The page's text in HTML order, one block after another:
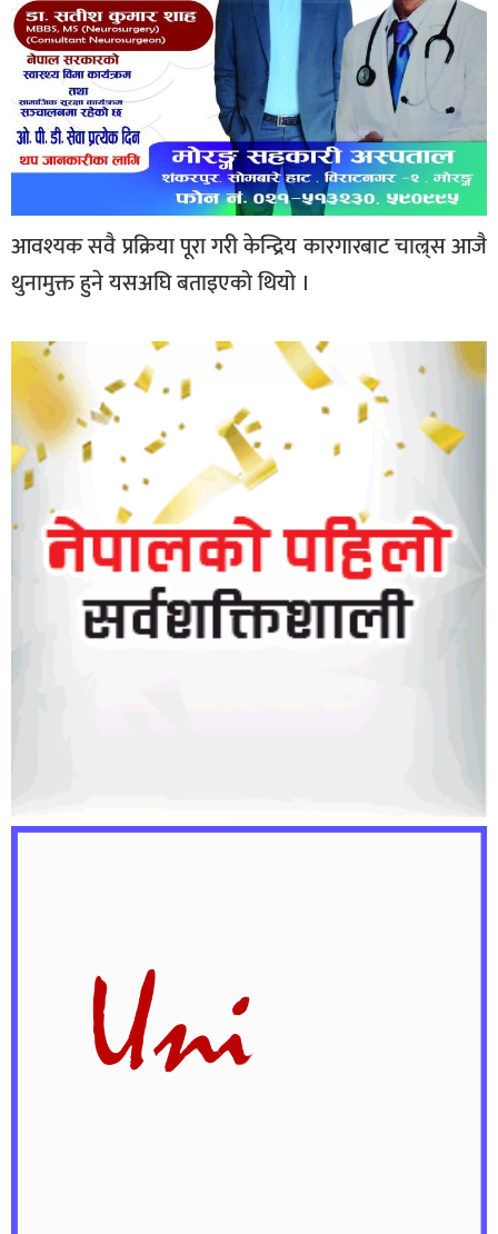
आवश्यक सवै प्रक्रिया पूरा गरी केन्द्रिय कारगारबाट चाल्र्स आजै
थुनामुक्त हुने यसअघि बताइएको थियो ।